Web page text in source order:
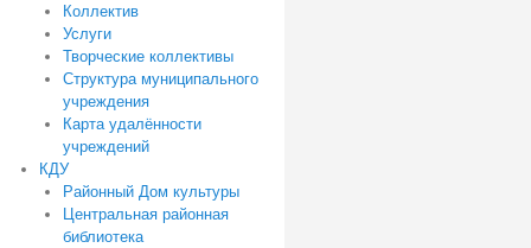
Коллектив
Услуги
Творческие коллективы
Структура муниципального
учреждения
Карта удалённости
учреждений
КДУ
Районный Дом культуры
Центральная районная
библиотека